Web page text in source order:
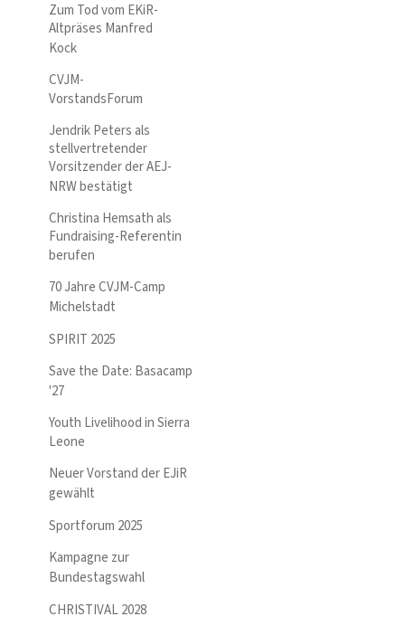
Zum Tod vom EKiR-
Altpräses Manfred
Kock
CVJM-
VorstandsForum
Jendrik Peters als
stellvertretender
Vorsitzender der AEJ-
NRW bestätigt
Christina Hemsath als
Fundraising-Referentin
berufen
70 Jahre CVJM-Camp
Michelstadt
SPIRIT 2025
Save the Date: Basacamp
'27
Youth Livelihood in Sierra
Leone
Neuer Vorstand der EJiR
gewählt
Sportforum 2025
Kampagne zur
Bundestagswahl
CHRISTIVAL 2028